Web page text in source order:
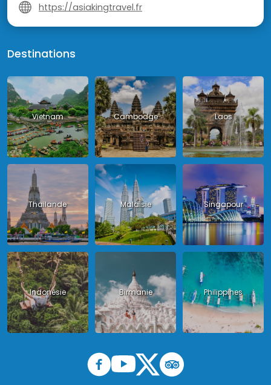
https://asiakingtravel.fr
Destinations
Vietnam Cambodge Laos
Thailande Malaisie Singapour
Indonésie Birmanie Philippines